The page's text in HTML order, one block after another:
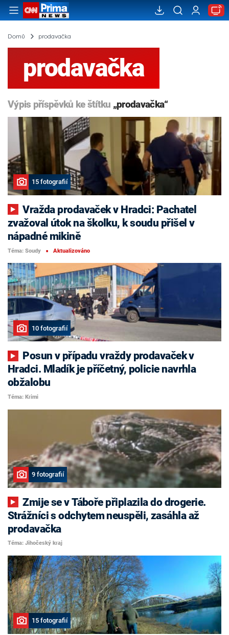
Domů prodavačka
prodavačka
Výpis příspěvků ke štítku „prodavačka“
15 fotografií
Vražda prodavaček v Hradci: Pachatel
zvažoval útok na školku, k soudu přišel v
nápadné mikině
Téma: Soudy ■ Aktualizováno
10 fotografií
Hradci. Mladík je příčetný, policie navrhla
obžalobu
Téma: Krimi
9 fotografií
Zmije se v Táboře připlazila do drogerie.
Strážníci s odchytem neuspěli, zasáhla až
prodavačka
Téma: Jihočeský kraj
15 fotografií